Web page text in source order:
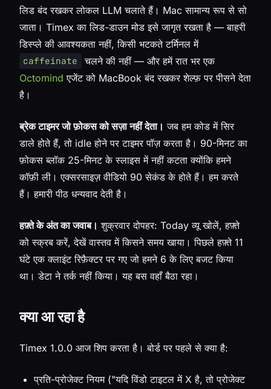
लिड बंद रखकर लोकल LLM चलाते हैं। Mac सामान्य रूप से सो
जाता। Timex का लिड-डाउन मोड इसे जागृत रखता है — बाहरी
डिस्प्ले की आवश्यकता नहीं, किसी भटकते टर्मिनल में
caffeinate
चलने की नहीं — और हमें रात भर एक
Octomind एजेंट को MacBook बंद रखकर शेल्फ़ पर पीसने देता
है।
ब्रेक टाइमर जो फ़ोकस को सज़ा नहीं देता। जब हम कोड में सिर
डाले होते हैं, तो idle होने पर टाइमर पॉज़ करता है। 90-मिनट का
फ़ोकस ब्लॉक 25-मिनट के स्लाइस में नहीं कटता क्योंकि हमने
कॉफ़ी ली। एक्सरसाइज़ वीडियो 90 सेकंड के होते हैं। हम करते
हैं। हमारी पीठ धन्यवाद देती है।
हफ़्ते के अंत का जवाब। शुक्रवार दोपहर: Today व्यू खोलें, हफ़्ते
को स्क्रब करें, देखें वास्तव में किसने समय खाया। पिछले हफ़्ते 11
घंटे एक क्लाइंट रिफ़ैक्टर पर गए जो हमने 6 के लिए बजट किया
था। डेटा ने तर्क नहीं किया। यह बस वहाँ बैठा रहा।
क्या आ रहा है
Timex 1.0.0 आज शिप करता है। बोर्ड पर पहले से क्या है:
प्रति-प्रोजेक्ट नियम ("यदि विंडो टाइटल में X है, तो प्रोजेक्ट